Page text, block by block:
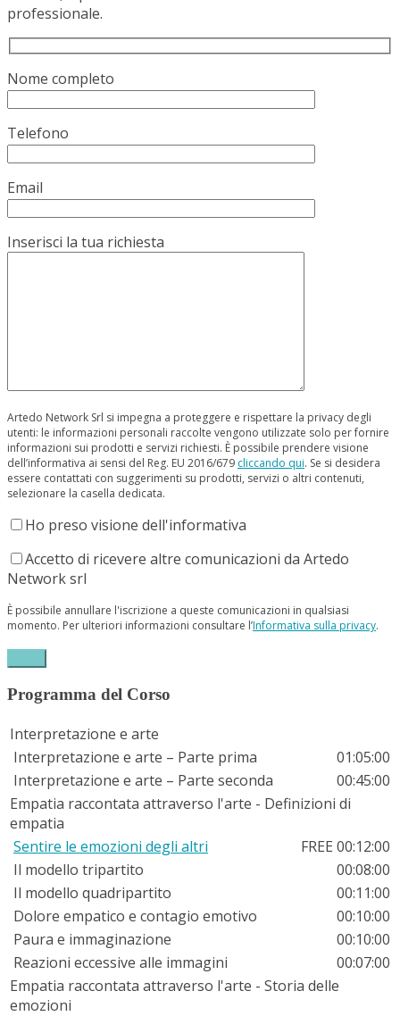
professionale.
Nome completo
Telefono
Email
Inserisci la tua richiesta
Artedo Network Srl si impegna a proteggere e rispettare la privacy degli
utenti: le informazioni personali raccolte vengono utilizzate solo per fornire
informazioni sui prodotti e servizi richiesti. È possibile prendere visione
dell’informativa ai sensi del Reg. EU 2016/679 cliccando qui. Se si desidera
essere contattati con suggerimenti su prodotti, servizi o altri contenuti,
selezionare la casella dedicata.
Ho preso visione dell'informativa
Accetto di ricevere altre comunicazioni da Artedo
Network srl
È possibile annullare l'iscrizione a queste comunicazioni in qualsiasi
momento. Per ulteriori informazioni consultare l’Informativa sulla privacy.
Programma del Corso
Interpretazione e arte
Interpretazione e arte – Parte prima
01:05:00
Interpretazione e arte – Parte seconda
00:45:00
Empatia raccontata attraverso l'arte - Definizioni di
empatia
Sentire le emozioni degli altri
FREE 00:12:00
Il modello tripartito
00:08:00
Il modello quadripartito
00:11:00
Dolore empatico e contagio emotivo
00:10:00
Paura e immaginazione
00:10:00
Reazioni eccessive alle immagini
00:07:00
Empatia raccontata attraverso l'arte - Storia delle
emozioni